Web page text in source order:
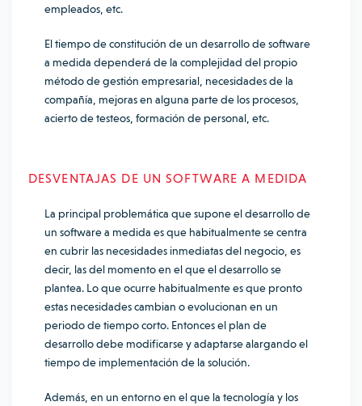
empleados, etc.
El tiempo de constitución de un desarrollo de software
a medida dependerá de la complejidad del propio
método de gestión empresarial, necesidades de la
compañía, mejoras en alguna parte de los procesos,
acierto de testeos, formación de personal, etc.
DESVENTAJAS DE UN SOFTWARE A MEDIDA
La principal problemática que supone el desarrollo de
un software a medida es que habitualmente se centra
en cubrir las necesidades inmediatas del negocio, es
decir, las del momento en el que el desarrollo se
plantea. Lo que ocurre habitualmente es que pronto
estas necesidades cambian o evolucionan en un
periodo de tiempo corto. Entonces el plan de
desarrollo debe modificarse y adaptarse alargando el
tiempo de implementación de la solución.
Además, en un entorno en el que la tecnología y los